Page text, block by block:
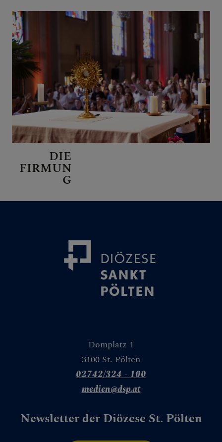
DIE
FIRMUN
G
Domplatz 1
3100 St. Pölten
02742/324 - 100
medien@dsp.at
Newsletter der Diözese St. Pölten